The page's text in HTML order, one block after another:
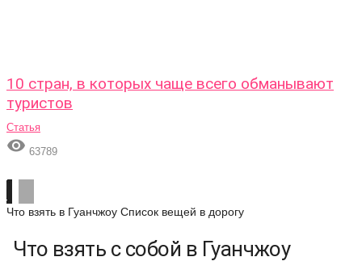
10 стран, в которых чаще всего обманывают
туристов
Статья
 63789
Что взять в Гуанчжоу Список вещей в дорогу
Что взять с собой в Гуанчжоу